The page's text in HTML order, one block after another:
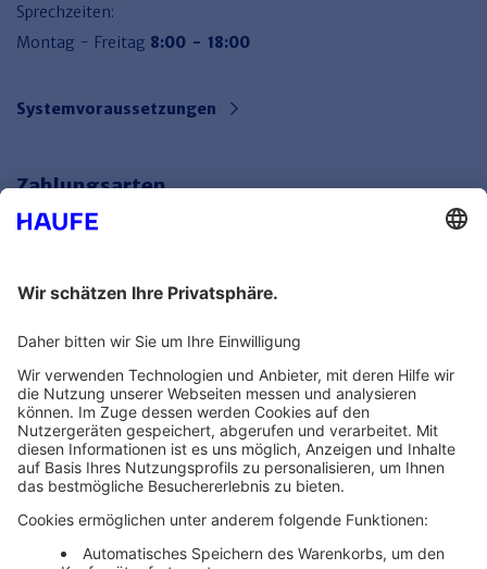
Sprechzeiten:
Montag - Freitag 8:00 - 18:00
Systemvoraussetzungen
Zahlungsarten